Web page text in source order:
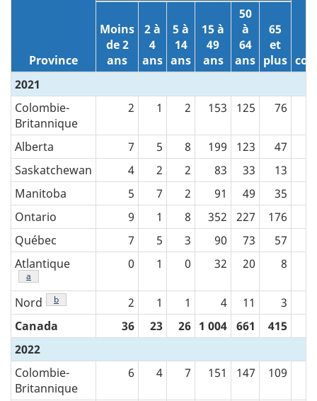
Province
Moins
de 2
ans
2 à
4
ans
5 à
14
ans
15 à
49
ans
50
à
64
ans
65
et
plus
2021
Colombie-
Britannique
2 1 2 153 125 76
Alberta 7 5 8 199 123
47
Saskatchewan
4 2 2 83 33
13
Manitoba
5 7 2 91 49
35
Ontario
9 1 8 352 227
176
Québec
7 5 3 90 73
57
Atlantique
Tableau 1 note de bas de page
a
0 1 0 32 20 8
Nord Tableau 1 note de bas de page
b 2 1 1 4 11
3
Canada
36 23 26 1 004 661
415
2022
Colombie-
Britannique
6 4 7 151 147 109